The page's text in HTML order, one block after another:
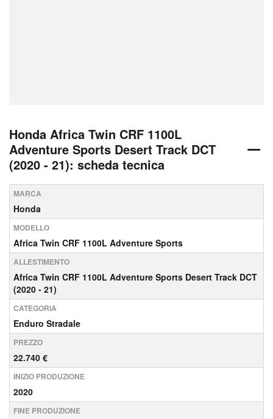
Honda Africa Twin CRF 1100L
Adventure Sports Desert Track DCT
(2020 - 21): scheda tecnica
MARCA
Honda
MODELLO
Africa Twin CRF 1100L Adventure Sports
ALLESTIMENTO
Africa Twin CRF 1100L Adventure Sports Desert Track DCT
(2020 - 21)
CATEGORIA
Enduro Stradale
PREZZO
22.740 €
INIZIO PRODUZIONE
2020
FINE PRODUZIONE